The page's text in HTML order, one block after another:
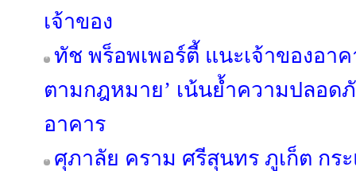
เจ้าของ
ทัช พร็อพเพอร์ตี้ แนะเจ้าของอา
ตามกฎหมาย’ เน้นย้ำความปลอด
อาคาร
ศุภาลัย คราม ศรีสุนทร ภูเก็ต กร